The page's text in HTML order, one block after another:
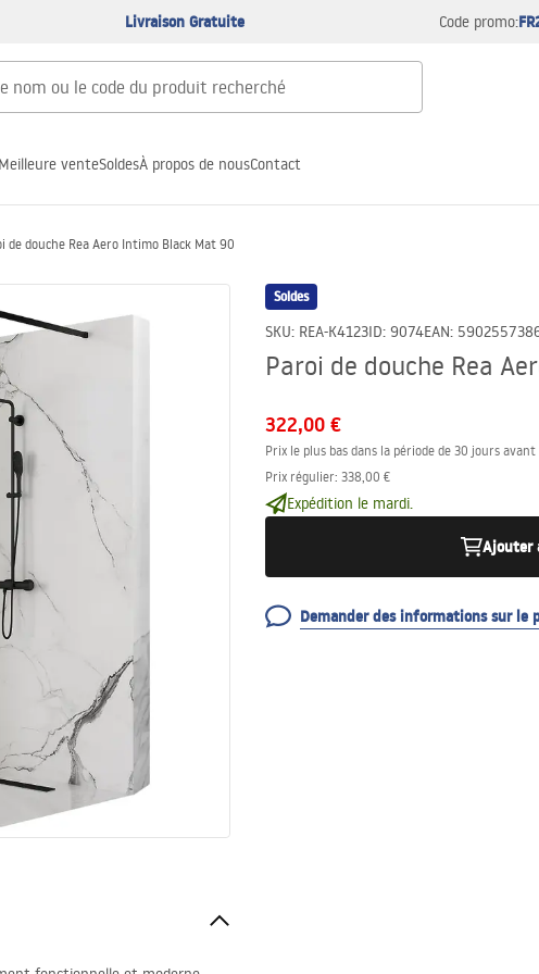
Livraison Gratuite Code promo:
Meilleure venteSoldesÀ propos de nousContact
de douche Rea Aero Intimo Black Mat 90
Soldes
SKU: REA-K4123ID: 9074EAN:
Paroi de douche Rea
322,00 €
Prix le plus bas dans la période de 30 jours avant
Prix régulier: 338,00 €
Expédition le mardi.
Ajouter
Demander des informations sur le